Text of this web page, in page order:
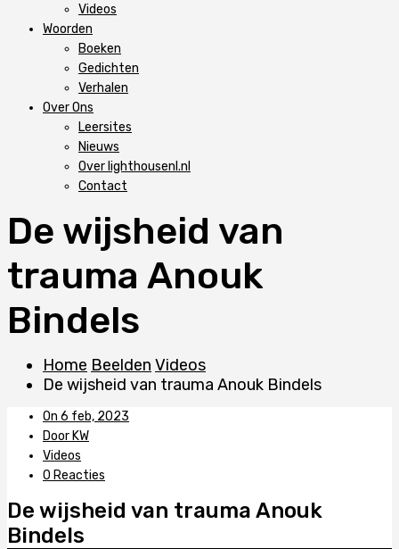
Videos
Woorden
Boeken
Gedichten
Verhalen
Over Ons
Leersites
Nieuws
Over lighthousenl.nl
Contact
De wijsheid van
trauma Anouk
Bindels
Home Beelden Videos
De wijsheid van trauma Anouk Bindels
On 6 feb, 2023
Door KW
Videos
0 Reacties
De wijsheid van trauma Anouk
Bindels